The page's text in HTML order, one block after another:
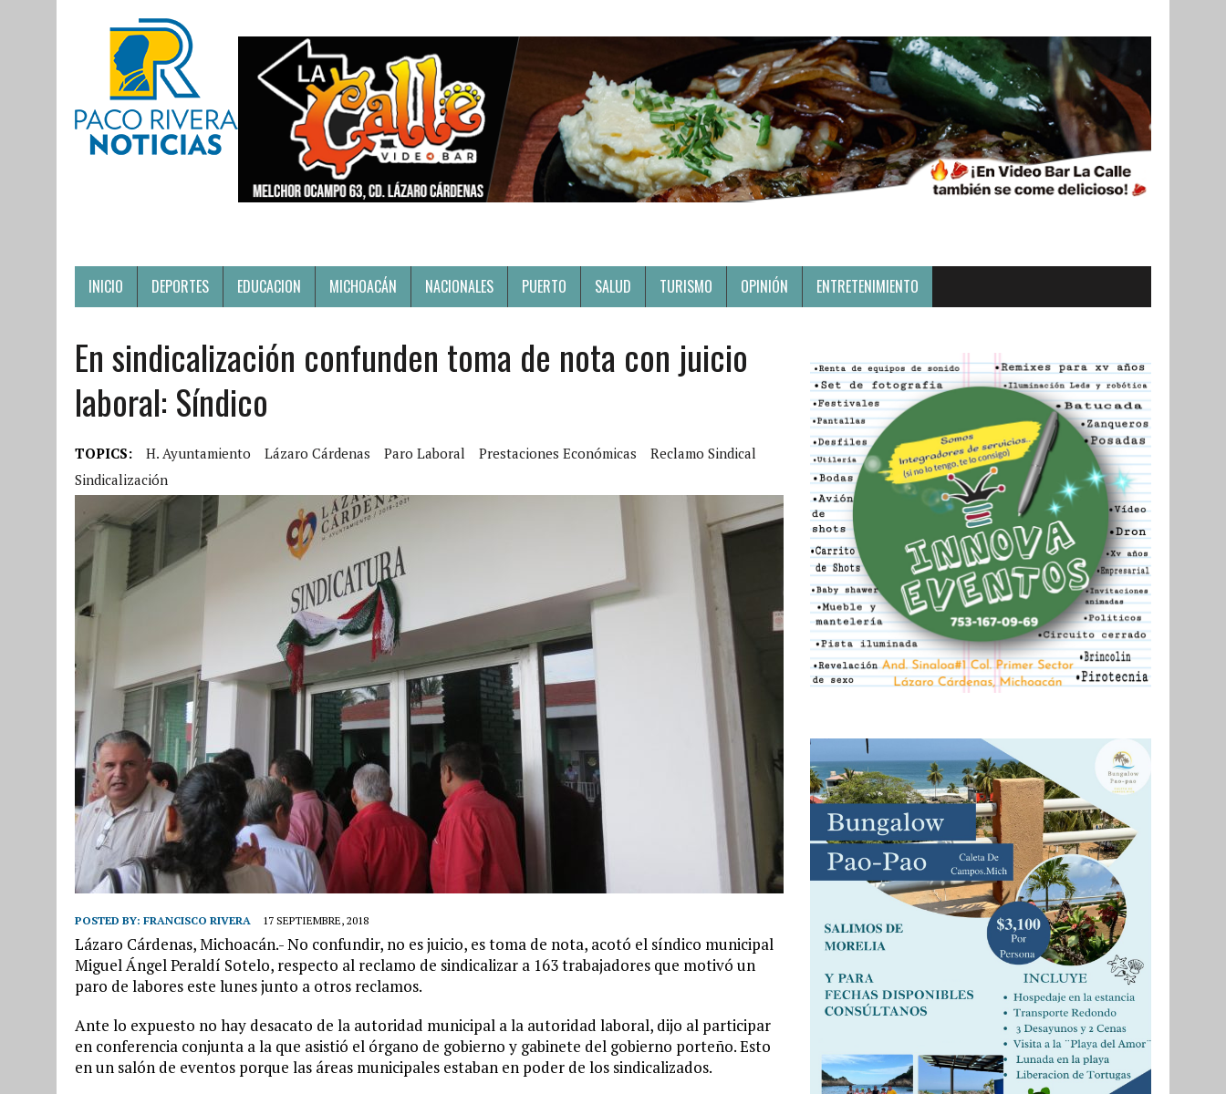
INICIO DEPORTES EDUCACION MICHOACÁN NACIONALES PUERTO SALUD TURISMO OPINIÓN ENTRETENIMIENTO
En sindicalización confunden toma de nota con juicio
laboral: Síndico
TOPICS: H. Ayuntamiento Lázaro Cárdenas Paro Laboral Prestaciones Económicas
Reclamo Sindical
Sindicalización
POSTED BY: FRANCISCO RIVERA 17 SEPTIEMBRE, 2018
Lázaro Cárdenas, Michoacán.- No confundir, no es juicio, es toma de nota, acotó el síndico municipal
Miguel Ángel Peraldí Sotelo, respecto al reclamo de sindicalizar a 163 trabajadores que motivó un
paro de labores este lunes junto a otros reclamos.
Ante lo expuesto no hay desacato de la autoridad municipal a la autoridad laboral, dijo al participar
en conferencia conjunta a la que asistió el órgano de gobierno y gabinete del gobierno porteño. Esto
en un salón de eventos porque las áreas municipales estaban en poder de los sindicalizados.